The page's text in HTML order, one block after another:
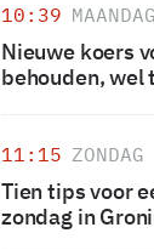
10:39 MAANDAG
Nieuwe koers
behouden,
11:15 ZONDAG
Tien tips voor
zondag in